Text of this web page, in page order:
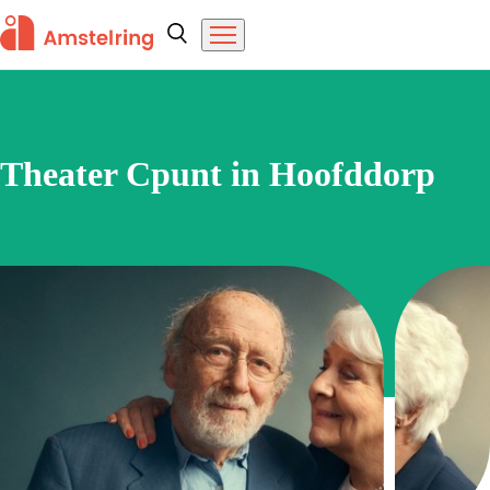
Overslaan en naar de inhoud gaan
Amstelring
ZoekenMenu
Theater Cpunt in Hoofddorp